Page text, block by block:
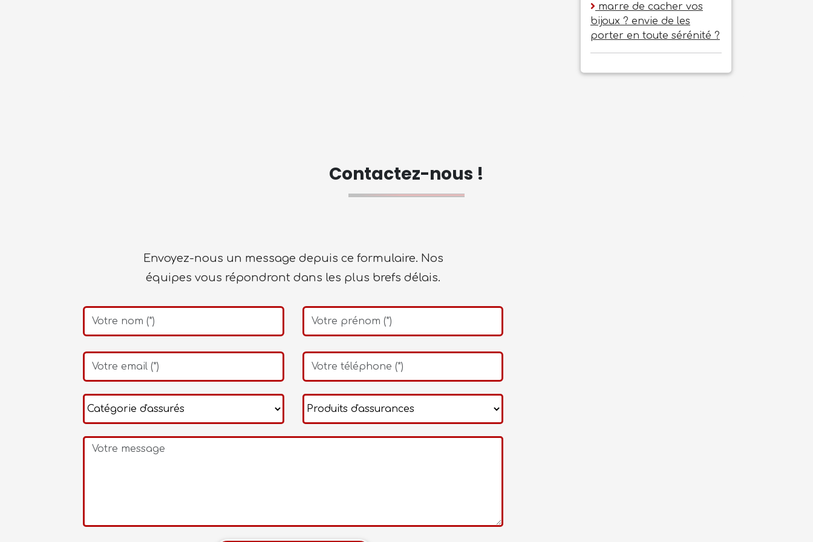
marre de cacher vos
bijoux ? envie de les
porter en toute sérénité ?
Contactez-nous !
Envoyez-nous un message depuis ce formulaire. Nos
équipes vous répondront dans les plus brefs délais.